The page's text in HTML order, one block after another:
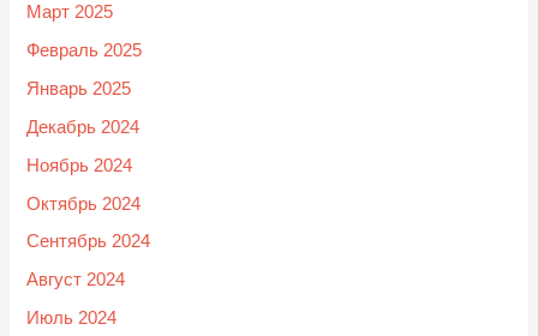
Март 2025
Февраль 2025
Январь 2025
Декабрь 2024
Ноябрь 2024
Октябрь 2024
Сентябрь 2024
Август 2024
Июль 2024